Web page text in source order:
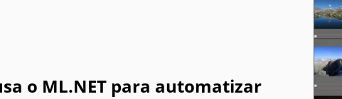
o ML.NET para automatizar